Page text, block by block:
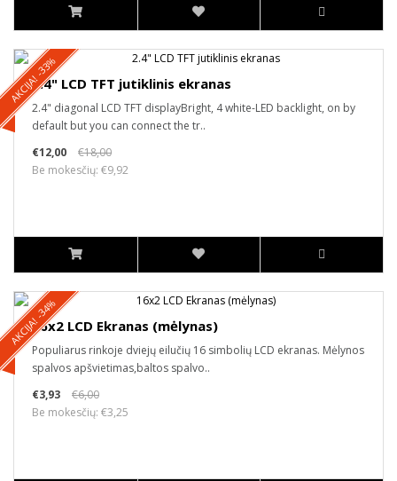
AKCIJA! -33%2.4" LCD TFT jutiklinis ekranas
2.4" diagonal LCD TFT displayBright, 4 white-LED backlight, on by
default but you can connect the tr..
€12,00
€18,00
Be mokesčių: €9,92
AKCIJA! -34%16x2 LCD Ekranas (mėlynas)
Populiarus rinkoje dviejų eilučių 16 simbolių LCD ekranas. Mėlynos
spalvos apšvietimas,baltos spalvo..
€3,93
€6,00
Be mokesčių: €3,25